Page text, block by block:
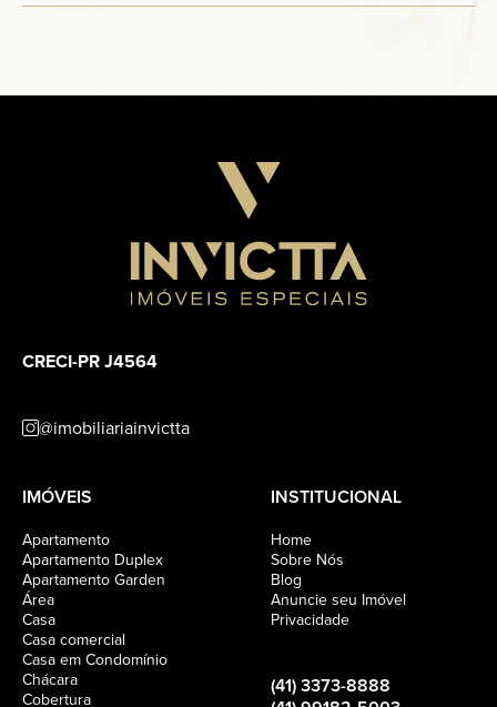
CRECI-PR J4564
@imobiliariainvictta
IMÓVEIS
Apartamento
Apartamento Duplex
Apartamento Garden
Área
Casa
Casa comercial
Casa em Condomínio
Chácara
Cobertura
INSTITUCIONAL
Home
Sobre Nós
Blog
Anuncie seu Imóvel
Privacidade
(41) 3373-8888